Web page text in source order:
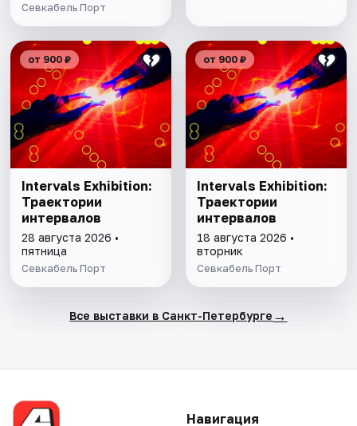
Севкабель Порт
от 900 ₽
Intervals Exhibition:
Траектории
интервалов
28 августа 2026 •
пятница
Севкабель Порт
от 900 ₽
Intervals Exhibition:
Траектории
интервалов
18 августа 2026 •
вторник
Севкабель Порт
Все выставки в Санкт-Петербурге →
Навигация